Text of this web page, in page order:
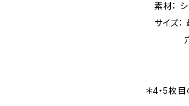
素材： シ
サイズ：
穴 約
＊穴
＊4・5枚